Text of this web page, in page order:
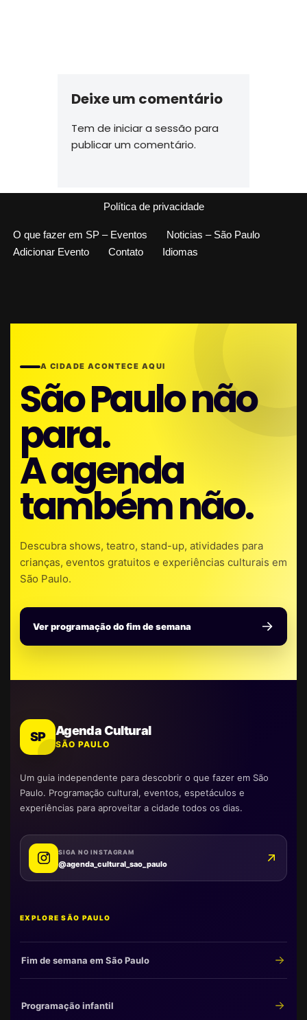
Deixe um comentário
Tem de iniciar a sessão para
publicar um comentário.
Política de privacidade
O que fazer em SP – Eventos
Noticias – São Paulo
Adicionar Evento
Contato Idiomas
A CIDADE ACONTECE AQUI
São Paulo não
para.
A agenda
também não.
Descubra shows, teatro, stand-up, atividades para
crianças, eventos gratuitos e experiências culturais em
São Paulo.
Ver programação do fim de semana
SP Agenda Cultural
SÃO PAULO
Um guia independente para descobrir o que fazer em São
Paulo. Programação cultural, eventos, espetáculos e
experiências para aproveitar a cidade todos os dias.
SIGA NO INSTAGRAM
@agenda_cultural_sao_paulo
EXPLORE SÃO PAULO
Fim de semana em São Paulo
Programação infantil